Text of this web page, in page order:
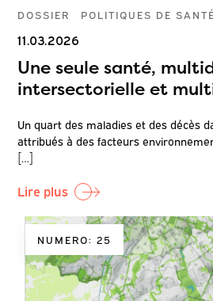
DOSSIER POLITIQUES DE SANTÉ
11.03.2026
Une seule santé,
intersectorielle et
Un quart des maladies et des décès
attribués à des facteurs
[…]
Lire plus
NUMERO: 25